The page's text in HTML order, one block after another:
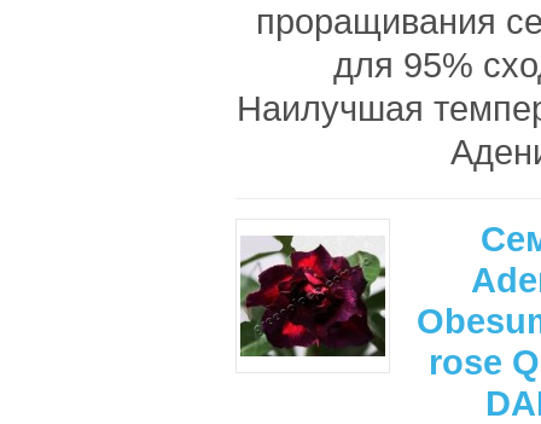
проращивания
для 95%
Наилучшая
rose